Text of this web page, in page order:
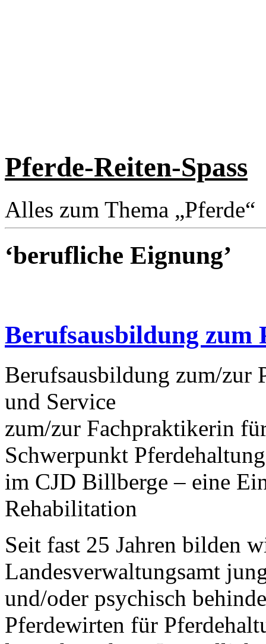
Pferde-Reiten-Spass
Alles zum Thema „Pferde“
‘berufliche Eignung’
Berufsausbildung zum
Berufsausbildung zum/zur
und Service
zum/zur Fachpraktikerin
Schwerpunkt Pferdehaltung
im CJD Billberge – eine
Rehabilitation
Seit fast 25 Jahren bilden
Landesverwaltungsamt
und/oder psychisch
Pferdewirten für